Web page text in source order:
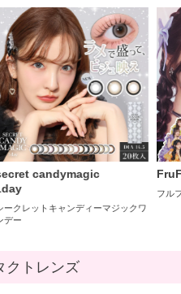
1day
ルフル ワンデー
クトレンズ